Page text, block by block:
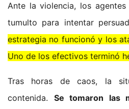
Ante la violencia, los
tumulto para intentar
estrategia no funcionó y los
Uno de los efectivos terminó
Tras horas de caos, la
contenida. Se tomaron las